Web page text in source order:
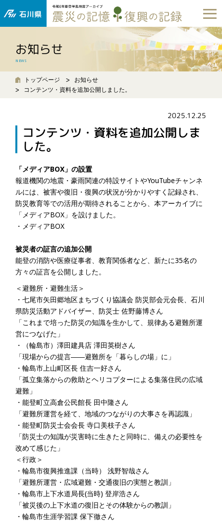
お知らせ
NEWS
トップページ
お知らせ
コンテンツ・資料を追加公開しました。
2025.12.25
コンテンツ・資料を追加公開しま
した。
「メディアBOX」の設置
報道機関の地震・豪雨関連の特設サイトやYouTubeチャンネ
ルには、被害や復旧・復興の状況が分かりやすく記録され、
防災教育等での活用が期待されることから、本アーカイブに
「メディアBOX」を設けました。
・ メディアBOX
被災者の証言の追加公開
能登の消防や医療従事者、教育関係者など、新たに35名の
方々の証言を公開しました。
＜避難所・避難生活＞
・七尾市矢田郷地区まちづくり協議会 防災部会元会長、石川
県防災活動アドバイザー、防災士 佐野藤博さん
「これまで培った防災の知識を生かして、規律ある避難所運
営につなげた」
・
（輪島市）澤田建具店 澤田英樹さん
「現場からの提言――避難所を「暮らしの場」に」
・輪島市上山町区長 住吉一好さん
「孤立集落からの救助とヘリコプターによる集落住民の広域
避難」
・能登町立高倉公民館長 田中隆さん
「避難所運営を経て、地域のつながりの大事さを再認識」
・能登町防災士会会長 寺口美枝子さん
「防災士の知識が災害時に生きたと同時に、備えの必要性を
改めて感じた」
＜行政＞
・輪島市復興推進課（当時） 浅野智哉さん
「避難所運営・広域避難・交通復旧の実態と教訓」
・輪島市上下水道局長(当時) 登岸浩さん
「被災後の上下水道の復旧とその体験からの教訓」
・輪島市生涯学習課 保下徹さん